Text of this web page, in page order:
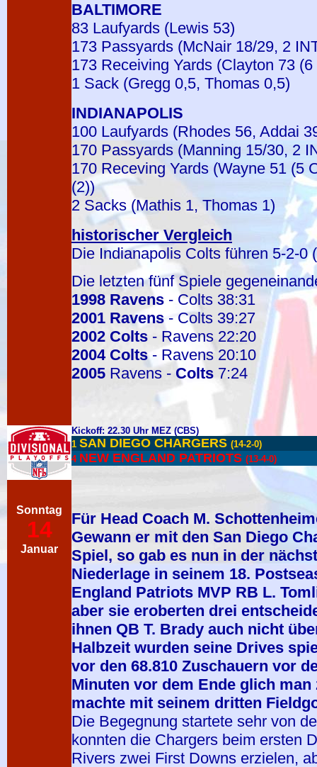
BALTIMORE
83 Laufyards (Lewis 53)
173 Passyards (McNair 18/29, 2
173 Receiving Yards (Clayton 73
1 Sack (Gregg 0,5, Thomas 0,5)
INDIANAPOLIS
100 Laufyards (Rhodes 56, Addai
170 Passyards (Manning 15/30, 2
170 Receving Yards (Wayne 51 (5
(2))
2 Sacks (Mathis 1, Thomas 1)
historischer Vergleich
Die Indianapolis Colts führen 5-2-0
Die letzten fünf Spiele
1998 Ravens - Colts 38:31
2001 Ravens - Colts 39:27
2002 Colts - Ravens 22:20
2004 Colts- Ravens 20:10
2005 Ravens - Colts 7:24
Sonntag
14
Januar
Kickoff: 22.30 Uhr MEZ (CBS)
1 SAN DIEGO CHARGERS (14-2-0)
4 NEW ENGLAND PATRIOTS (13-4-0)
Für Head Coach M.
Gewann er mit den San Diego
Spiel, so gab es nun in der
Niederlage in seinem 18.
England Patriots MVP RB L.
aber sie eroberten drei
ihnen QB T. Brady auch nicht
Halbzeit wurden seine Drives
vor den 68.810 Zuschauern vor
Minuten vor dem Ende glich
machte mit seinem dritten
Die Begegnung startete sehr von
konnten die Chargers beim ersten
Rivers zwei First Downs erzielen,